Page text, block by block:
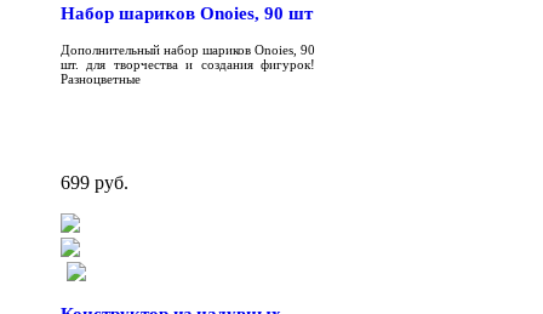
Набор шариков Onoies, 90 шт
Дополнительный набор шариков Onoies, 90
шт. для творчества и создания фигурок!
Разноцветные
699 руб.